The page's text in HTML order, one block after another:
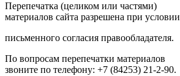
Перепечатка (целиком или частями)
материалов сайта разрешена при условии
письменного согласия правообладателя.
По вопросам перепечатки материалов
звоните по телефону: +7 (84253) 21-2-90.